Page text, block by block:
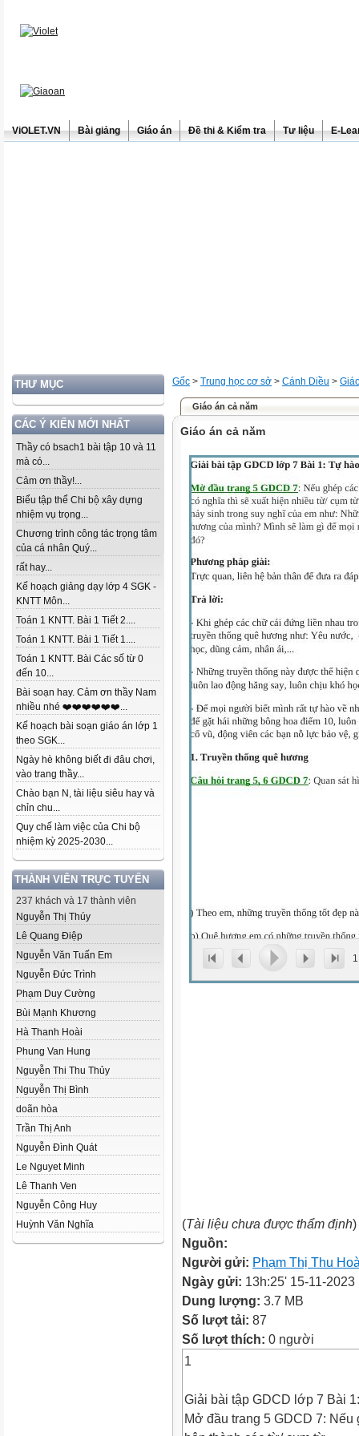
ViOLET.VN Bài giảng Giáo án Đề thi & Kiểm tra Tư liệu E-
THƯ MỤC
CÁC Ý KIẾN MỚI NHẤT
Thầy có bsach1 bài tập 10 và 11
mà có...
Cảm ơn thầy!...
Biểu tập thể Chi bộ xây dựng
nhiệm vụ trọng...
Chương trình công tác trọng tâm
của cá nhân Quý...
rất hay...
Kế hoạch giảng dạy lớp 4 SGK -
KNTT Môn...
Toán 1 KNTT. Bài 1 Tiết 2....
Toán 1 KNTT. Bài 1 Tiết 1....
Toán 1 KNTT. Bài Các số từ 0
đến 10...
Bài soạn hay. Cảm ơn thầy Nam
nhiều nhé ❤️❤️❤️❤️❤️❤️...
Kế hoạch bài soạn giáo án lớp 1
theo SGK...
Ngày hè không biết đi đâu chơi,
vào trang thầy...
Chào bạn N, tài liệu siêu hay và
chỉn chu...
Quy chế làm việc của Chi bộ
nhiệm kỳ 2025-2030...
THÀNH VIÊN TRỰC TUYẾN
237 khách và 17 thành viên
Nguyễn Thị Thúy
Lê Quang Điệp
Nguyễn Văn Tuấn Em
Nguyễn Đức Trình
Phạm Duy Cường
Bùi Mạnh Khương
Hà Thanh Hoài
Phung Van Hung
Nguyễn Thi Thu Thủy
Nguyễn Thị Bình
doãn hòa
Trần Thị Anh
Nguyễn Đình Quát
Le Nguyet Minh
Lê Thanh Ven
Nguyễn Công Huy
Huỳnh Văn Nghĩa
Gốc > Trung học cơ sở > Cánh Diều >
Giáo án cả năm
Giáo án cả năm
1
(Tài liệu chưa được thẩm định)
Nguồn:
Người gửi: Phạm Thị Thu
Ngày gửi: 13h:25' 15-11-2023
Dung lượng: 3.7 MB
Số lượt tải: 87
Số lượt thích: 0 người
1
Giải bài tập GDCD lớp 7 Bài
Mở đầu trang 5 GDCD 7: